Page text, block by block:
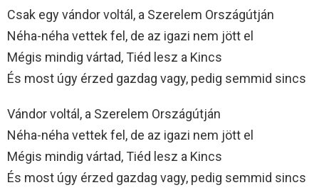
Csak egy vándor voltál, a Szerelem Országútján
Néha-néha vettek fel, de az igazi nem jött el
Mégis mindig vártad, Tiéd lesz a Kincs
És most úgy érzed gazdag vagy, pedig semmid sincs
Vándor voltál, a Szerelem Országútján
Néha-néha vettek fel, de az igazi nem jött el
Mégis mindig vártad, Tiéd lesz a Kincs
És most úgy érzed gazdag vagy, pedig semmid sincs